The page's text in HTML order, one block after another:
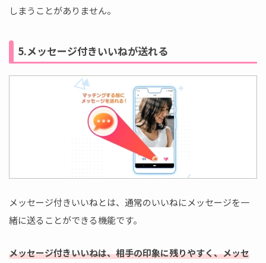
しまうことがありません。
5.メッセージ付きいいねが送れる
メッセージ付きいいねとは、通常のいいねにメッセージを一
緒に送ることができる機能です。
メッセージ付きいいねは、相手の印象に残りやすく、メッセ